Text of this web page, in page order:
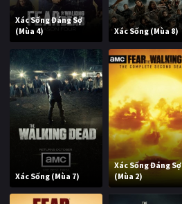
Xác Sống Đáng Sợ
(Mùa 4)
Xác Sống (Mùa 8)
Xác Sống (Mùa 7)
Xác Sống Đáng Sợ
(Mùa 2)